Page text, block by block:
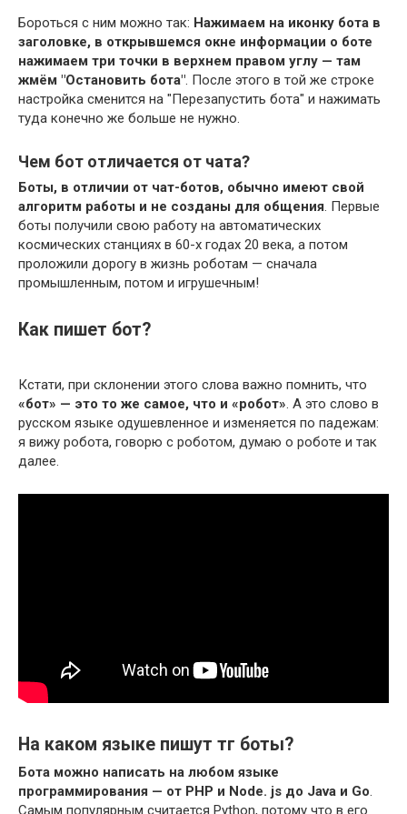
Бороться с ним можно так: Нажимаем на иконку бота в
заголовке, в открывшемся окне информации о боте
нажимаем три точки в верхнем правом углу — там
жмём "Остановить бота". После этого в той же строке
настройка сменится на "Перезапустить бота" и нажимать
туда конечно же больше не нужно.
Чем бот отличается от чата?
Боты, в отличии от чат-ботов, обычно имеют свой
алгоритм работы и не созданы для общения. Первые
боты получили свою работу на автоматических
космических станциях в 60-х годах 20 века, а потом
проложили дорогу в жизнь роботам — сначала
промышленным, потом и игрушечным!
Как пишет бот?
Кстати, при склонении этого слова важно помнить, что
«бот» — это то же самое, что и «робот». А это слово в
русском языке одушевленное и изменяется по падежам:
я вижу робота, говорю с роботом, думаю о роботе и так
далее.
На каком языке пишут тг боты?
Бота можно написать на любом языке
программирования — от PHP и Node. js до Java и Go.
Самым популярным считается Python, потому что в его